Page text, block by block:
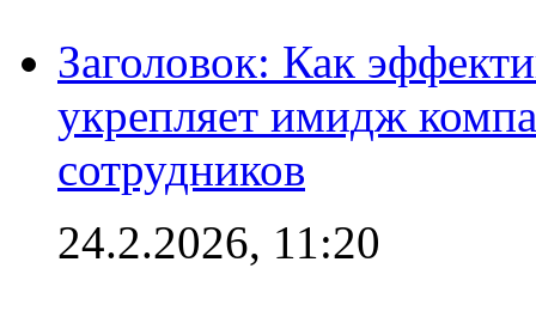
Заголовок: Как
укрепляет имидж
сотрудников
24.2.2026, 11:20